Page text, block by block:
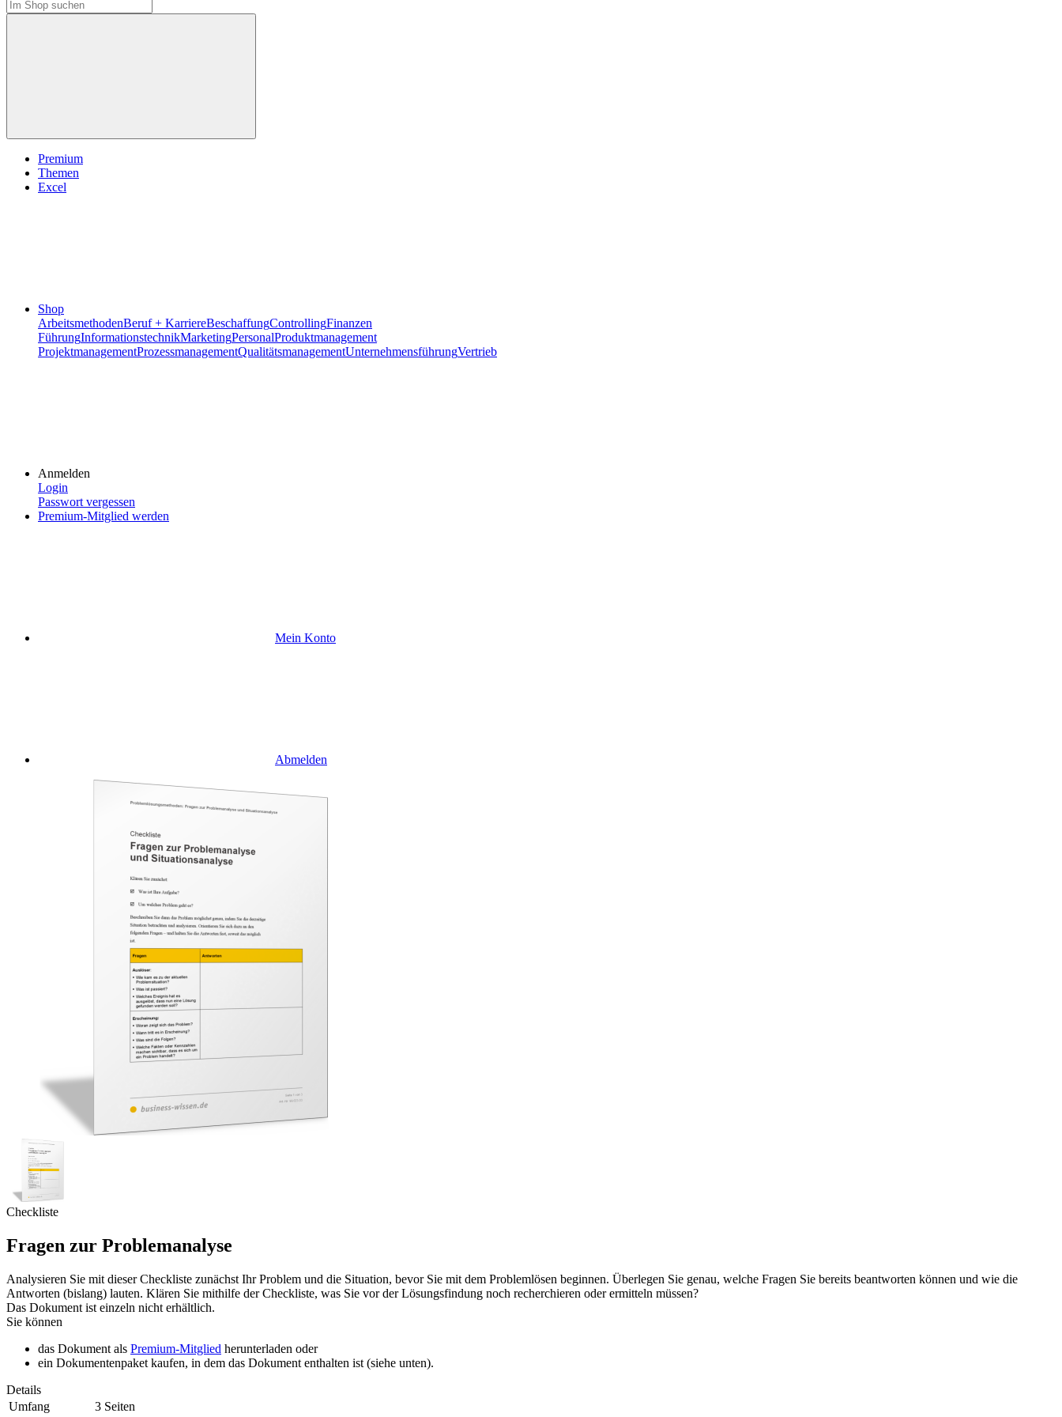
Premium
Themen
Excel
Shop
ArbeitsmethodenBeruf + KarriereBeschaffungControllingFinanzen
FührungInformationstechnikMarketingPersonalProduktmanagement
ProjektmanagementProzessmanagementQualitätsmanagementUnternehmensführungVertrieb
Anmelden
Login
Passwort vergessen
Premium-Mitglied werden
Mein Konto
Abmelden
Checkliste
Fragen zur Problemanalyse
Analysieren Sie mit dieser Checkliste zunächst Ihr Problem und die Situation, bevor Sie mit dem Problemlösen beginnen. Überlegen Sie genau, welche Fragen Sie bereits beantworten können und wie die
Antworten (bislang) lauten. Klären Sie mithilfe der Checkliste, was Sie vor der Lösungsfindung noch recherchieren oder ermitteln müssen?
Das Dokument ist einzeln nicht erhältlich.
Sie können
das Dokument als Premium-Mitglied herunterladen oder
ein Dokumentenpaket kaufen, in dem das Dokument enthalten ist (siehe unten).
Details
Umfang
3 Seiten